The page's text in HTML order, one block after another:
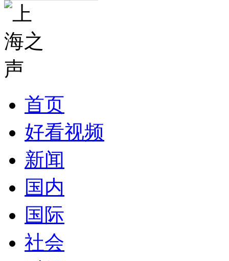
首页
好看视频
新闻
国内
国际
社会